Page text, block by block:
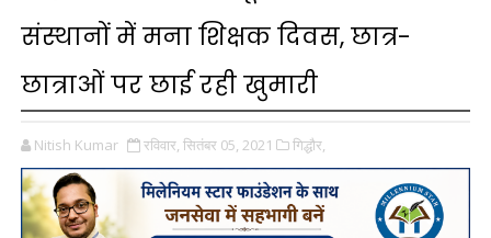
संस्थानों में मना शिक्षक दिवस, छात्र-
छात्राओं पर छाई रही खुमारी
Nitish Kumar रविवार, सितंबर 05, 2021 गिद्धौर,